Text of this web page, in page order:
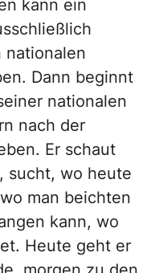
kann ein
nationalen
Dann beginnt
nationalen
nach der
Er schaut
sucht, wo heute
man beichten
kann, wo
Heute geht er